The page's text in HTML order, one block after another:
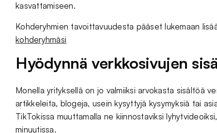
kasvattamiseen.
Kohderyhmien tavoittavuudesta pääset lukemaan
kohderyhmäsi
Hyödynnä verkkosivujen
Monella yrityksellä on jo valmiiksi arvokasta sisältöä
artikkeleita, blogeja, usein kysyttyjä kysymyksiä tai
TikTokissa muuttamalla ne kiinnostaviksi
minuutissa.